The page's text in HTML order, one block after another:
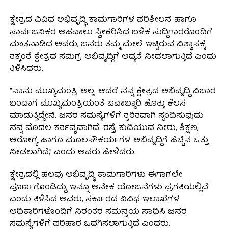
ಕ್ಷೇತ್ರದ ವಿವಿಧ ಅಭಿವೃದ್ಧಿ ಕಾಮಗಾರಿಗಳ ಪರಿಶೀಲನೆ ಹಾಗೂ
ಸಾರ್ವಜನಿಕರ ಅಹವಾಲು ಸ್ವೀಕರಿಸಿದ ಬಳಿಕ ಸುದ್ದಿಗಾರರೊಂದಿಗೆ
ಮಾತನಾಡಿದ ಅವರು, ಜನರು ತಮ್ಮ ಮೇಲೆ ಇಟ್ಟಿರುವ ವಿಶ್ವಾಸಕ್ಕೆ
ತಕ್ಕಂತೆ ಕ್ಷೇತ್ರದ ಸಮಗ್ರ ಅಭಿವೃದ್ಧಿಗೆ ಆದ್ಯತೆ ನೀಡಲಾಗುತ್ತಿದೆ ಎಂದು
ತಿಳಿಸಿದರು.
“ನಾನು ಮುಖ್ಯಮಂತ್ರಿ ಅಲ್ಲ. ಆದರೆ ನನ್ನ ಕ್ಷೇತ್ರದ ಅಭಿವೃದ್ಧಿ ವಿಚಾರ
ಬಂದಾಗ ಮುಖ್ಯಮಂತ್ರಿಯಂತೆ ಜವಾಬ್ದಾರಿ ಹೊತ್ತು ಕೆಲಸ
ಮಾಡುತ್ತಿದ್ದೇನೆ. ಜನರ ಸಮಸ್ಯೆಗಳಿಗೆ ತ್ವರಿತವಾಗಿ ಸ್ಪಂದಿಸುವುದು
ನನ್ನ ಮೊದಲ ಕರ್ತವ್ಯವಾಗಿದೆ. ರಸ್ತೆ, ಕುಡಿಯುವ ನೀರು, ಶಿಕ್ಷಣ,
ಆರೋಗ್ಯ ಹಾಗೂ ಮೂಲಸೌಕರ್ಯಗಳ ಅಭಿವೃದ್ಧಿಗೆ ಹೆಚ್ಚಿನ ಒತ್ತು
ನೀಡಲಾಗಿದೆ,” ಎಂದು ಅವರು ಹೇಳಿದರು.
ಕ್ಷೇತ್ರದಲ್ಲಿ ಹಲವು ಅಭಿವೃದ್ಧಿ ಕಾಮಗಾರಿಗಳು ಈಗಾಗಲೇ
ಪೂರ್ಣಗೊಂಡಿದ್ದು, ಇನ್ನೂ ಅನೇಕ ಯೋಜನೆಗಳು ಪ್ರಗತಿಯಲ್ಲಿವೆ
ಎಂದು ತಿಳಿಸಿದ ಅವರು, ಸರ್ಕಾರದ ವಿವಿಧ ಇಲಾಖೆಗಳ
ಅಧಿಕಾರಿಗಳೊಂದಿಗೆ ನಿರಂತರ ಸಮನ್ವಯ ಸಾಧಿಸಿ ಜನರ
ಸಮಸ್ಯೆಗಳಿಗೆ ಪರಿಹಾರ ಒದಗಿಸಲಾಗುತ್ತಿದೆ ಎಂದರು.